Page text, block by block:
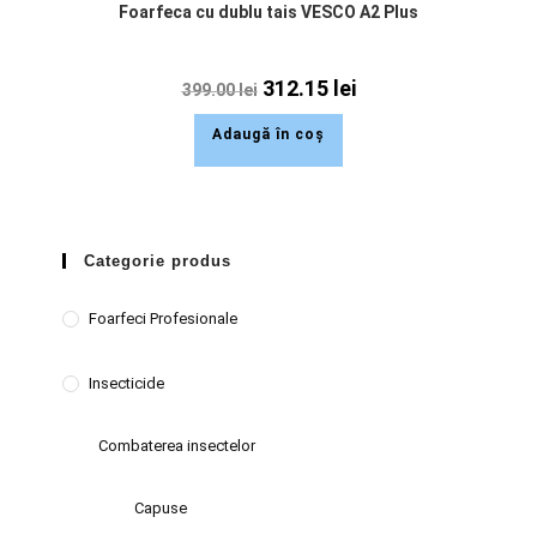
Foarfeca cu dublu tais VESCO A2 Plus
399.00lei 312.15 lei
Adaugă în coș
Categorie produs
Foarfeci Profesionale
Insecticide
Combaterea insectelor
Capuse